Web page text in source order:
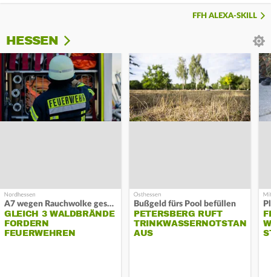
FFH ALEXA-SKILL
HESSEN
A7 wegen Rauchwolke gesperrt
GLEICH 3 WALDBRÄNDE
FORDERN
FEUERWEHREN
Bußgeld fürs Pool befüllen
PETERSBERG RUFT
TRINKWASSERNOTSTAND
AUS